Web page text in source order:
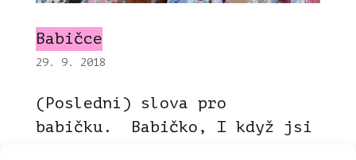
Babičce
29. 9. 2018
(Poslední) slova pro
babičku. Babičko, I když jsi